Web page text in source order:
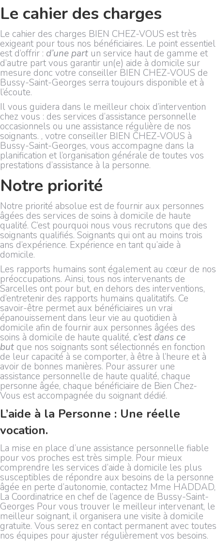
Le cahier des charges
Le cahier des charges BIEN CHEZ-VOUS est très
exigeant pour tous nos bénéficiaires. Le point essentiel
est d’offrir : d’une part un service haut de gamme et
d’autre part vous garantir un(e) aide à domicile sur
mesure donc votre conseiller BIEN CHEZ-VOUS de
Bussy-Saint-Georges serra toujours disponible et à
l’écoute.
Il vous guidera dans le meilleur choix d’intervention
chez vous : des services d’assistance personnelle
occasionnels ou une assistance régulière de nos
soignants. , votre conseiller BIEN CHEZ-VOUS à
Bussy-Saint-Georges, vous accompagne dans la
planification et l’organisation générale de toutes vos
prestations d’assistance à la personne.
Notre priorité
Notre priorité absolue est de fournir aux personnes
âgées des services de soins à domicile de haute
qualité. C’est pourquoi nous vous recrutons que des
soignants qualifiés. Soignants qui ont au moins trois
ans d’expérience. Expérience en tant qu’aide à
domicile.
Les rapports humains sont également au cœur de nos
préoccupations. Ainsi, tous nos intervenants de
Sarcelles ont pour but, en dehors des interventions,
d’entretenir des rapports humains qualitatifs. Ce
savoir-être permet aux bénéficiaires un vrai
épanouissement dans leur vie au quotidien à
domicile afin de fournir aux personnes âgées des
soins à domicile de haute qualité, c’est dans ce
but que nos soignants sont sélectionnés en fonction
de leur capacité à se comporter, à être à l’heure et à
avoir de bonnes manières. Pour assurer une
assistance personnelle de haute qualité, chaque
personne âgée, chaque bénéficiaire de Bien Chez-
Vous est accompagnée du soignant dédié.
L’aide à la Personne : Une réelle
vocation.
La mise en place d’une assistance personnelle fiable
pour vos proches est très simple. Pour mieux
comprendre les services d’aide à domicile les plus
susceptibles de répondre aux besoins de la personne
âgée en perte d’autonomie, contactez Mme HADDAD,
La Coordinatrice en chef de l’agence de Bussy-Saint-
Georges Pour vous trouver le meilleur intervenant, le
meilleur soignant, il organisera une visite à domicile
gratuite. Vous serez en contact permanent avec toutes
nos équipes pour ajuster régulièrement vos besoins.